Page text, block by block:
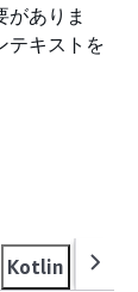
がありま
テキストを
Kotlin PHP